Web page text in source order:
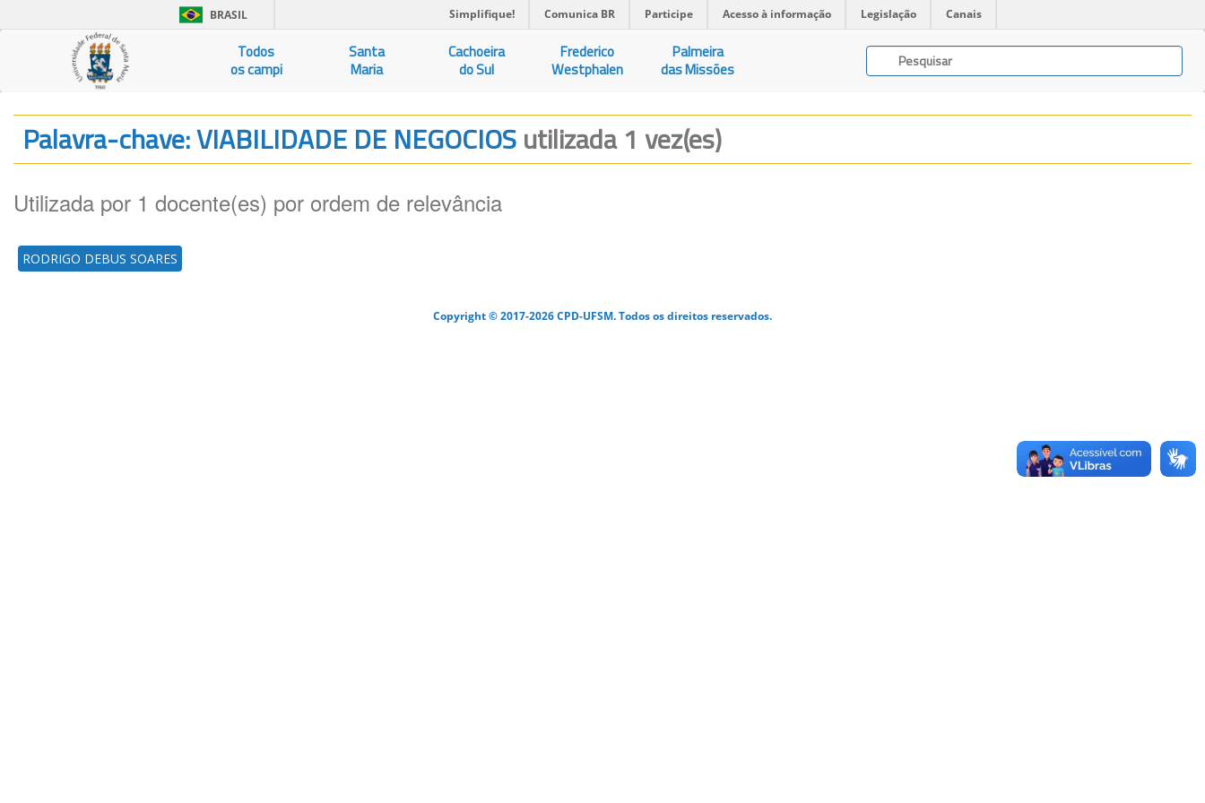
BRASIL Simplifique! Comunica BR Participe Acesso à informação Legislação Canais
Todos
os campi
Santa
Maria
Cachoeira
do Sul
Frederico
Westphalen
Palmeira
das Missões
Palavra-chave: VIABILIDADE DE NEGOCIOSutilizada 1 vez(es)
Utilizada por 1 docente(es) por ordem de relevância
RODRIGO DEBUS SOARES
Copyright © 2017-2026 CPD-UFSM. Todos os direitos reservados.